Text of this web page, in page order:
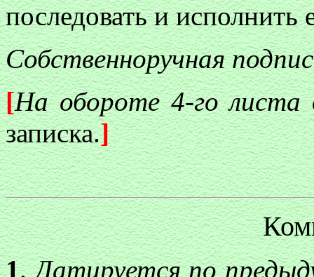
последовать и исполнить
Собственноручная
[На обороте 4-го листа
записка.]
1.Датируется по